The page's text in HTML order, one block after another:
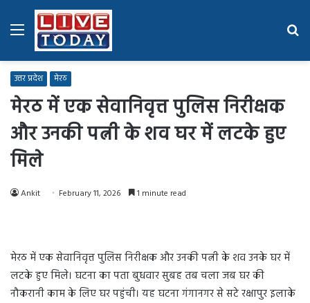
Menu
उत्तर प्रदेश मेरठ
मेरठ में एक सेवानिवृत्त पुलिस निरीक्षक
और उनकी पत्नी के शव घर में लटके हुए
मिले
Ankit February 11, 2026 1 minute read
मेरठ में एक सेवानिवृत्त पुलिस निरीक्षक और उनकी पत्नी के शव उनके घर में
लटके हुए मिले। घटना का पता बुधवार सुबह तब चला जब घर की
नौकरानी काम के लिए घर पहुंची। यह घटना गंगानगर से सटे रक्षापुर इलाके